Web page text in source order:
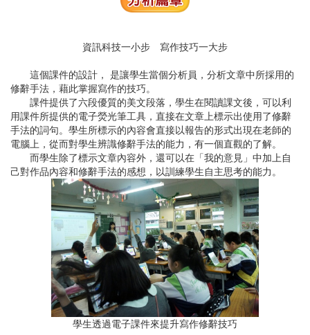
資訊科技一小步 寫作技巧一大步
這個課件的設計， 是讓學生當個分析員，分析文章中所採用的
修辭手法，藉此掌握寫作的技巧。
課件提供了六段優質的美文段落，學生在閱讀課文後，可以利
用課件所提供的電子熒光筆工具，直接在文章上標示出使用了修辭
手法的詞句。學生所標示的內容會直接以報告的形式出現在老師的
電腦上，從而對學生辨識修辭手法的能力，有一個直觀的了解。
而學生除了標示文章內容外，還可以在「我的意見」中加上自
己對作品內容和修辭手法的感想，以訓練學生自主思考的能力。
學生透過電子課件來提升寫作修辭技巧